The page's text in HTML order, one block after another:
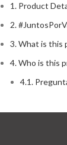
1. Product
2.
3.What is this
4.Who is this
4.1.